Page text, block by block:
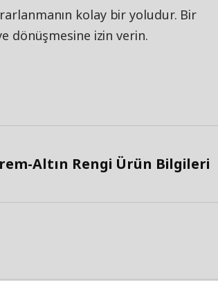
kolay bir yoludur. Bir
dönüşmesine izin verin.
Altın Rengi Ürün Bilgileri